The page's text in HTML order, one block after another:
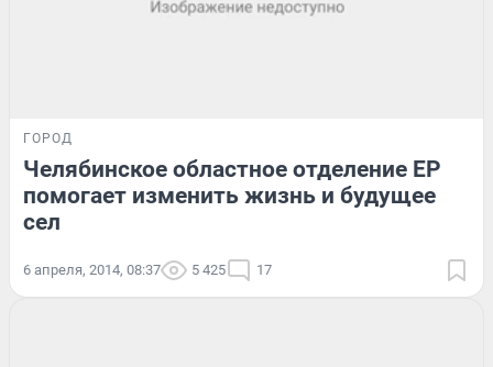
ГОРОД
Челябинское областное отделение ЕР
помогает изменить жизнь и будущее
сел
6 апреля, 2014, 08:37 5 425 17